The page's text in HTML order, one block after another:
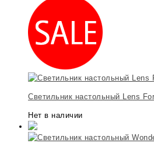
Светильник настольный Lens
Нет в наличии